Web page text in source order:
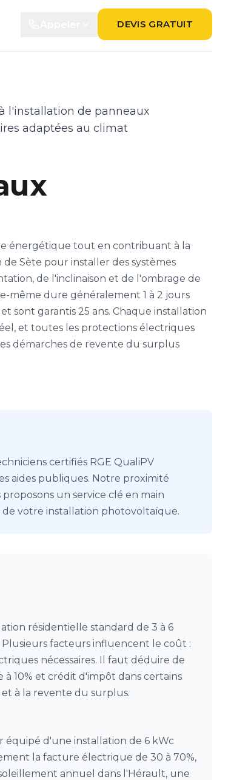
DEVIS GRATUIT
l'installation de panneaux
adaptées au climat
énergétique tout en contribuant à la
Sète pour installer des systèmes
de l'inclinaison et de l'ombrage de
même dure généralement 1 à 2 jours
sont garantis 25 ans. Chaque installation
et toutes les protections électriques
démarches de revente du surplus
certifiés RGE QualiPV
aides publiques. Notre proximité
un service clé en main
de votre installation photovoltaïque.
résidentielle standard de 3 à 6
facteurs influencent le coût :
nécessaires. Il faut déduire de
10% et crédit d'impôt dans certains
à la revente du surplus.
équipé d'une installation de 6 kWc
la facture électrique de 30 à 70%,
annuel dans l'Hérault, une